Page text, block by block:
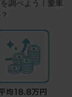
調べよう！愛車